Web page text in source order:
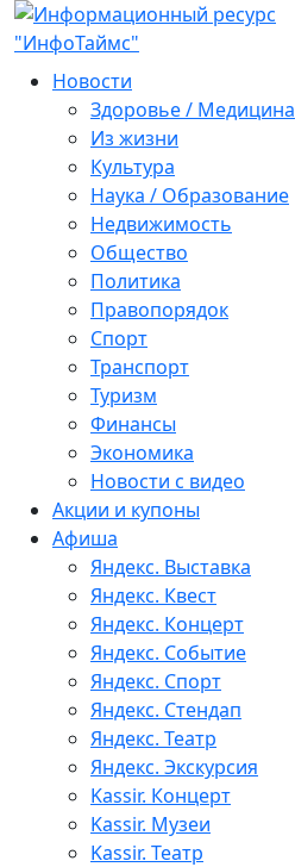
Новости
Здоровье / Медицина
Из жизни
Культура
Наука / Образование
Недвижимость
Общество
Политика
Правопорядок
Спорт
Транспорт
Туризм
Финансы
Экономика
Новости с видео
Акции и купоны
Афиша
Яндекс. Выставка
Яндекс. Квест
Яндекс. Концерт
Яндекс. Событие
Яндекс. Спорт
Яндекс. Стендап
Яндекс. Театр
Яндекс. Экскурсия
Kassir. Концерт
Kassir. Музеи
Kassir. Театр